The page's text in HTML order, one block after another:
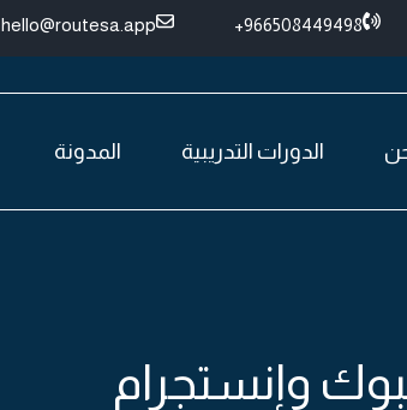
966508449498+
hello@routesa.app
الدورات التدريبية المدونة
وإنستجرام